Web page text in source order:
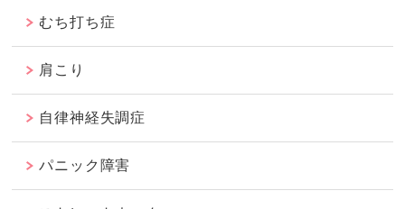
むち打ち症
肩こり
自律神経失調症
パニック障害